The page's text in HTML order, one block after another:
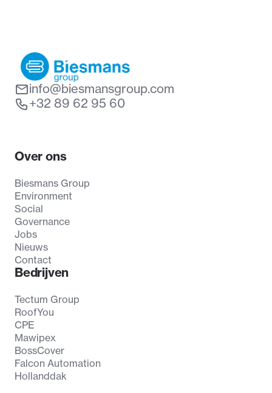
info@biesmansgroup.com
+32 89 62 95 60
Over ons
Biesmans Group
Environment
Social
Governance
Jobs
Nieuws
Contact
Bedrijven
Tectum Group
RoofYou
CPE
Mawipex
BossCover
Falcon Automation
Hollanddak